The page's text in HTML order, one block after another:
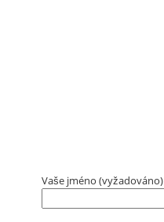
Vaše jméno (vyžadováno)